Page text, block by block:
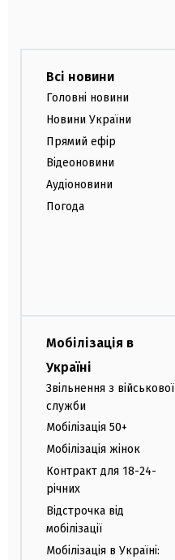
Всі новини
Головні новини
Новини України
Прямий ефір
Відеоновини
Аудіоновини
Погода
Мобілізація в
Україні
Звільнення з військової
служби
Мобілізація 50+
Мобілізація жінок
Контракт для 18-24-
річних
Відстрочка від
мобілізації
Мобілізація в Україні: